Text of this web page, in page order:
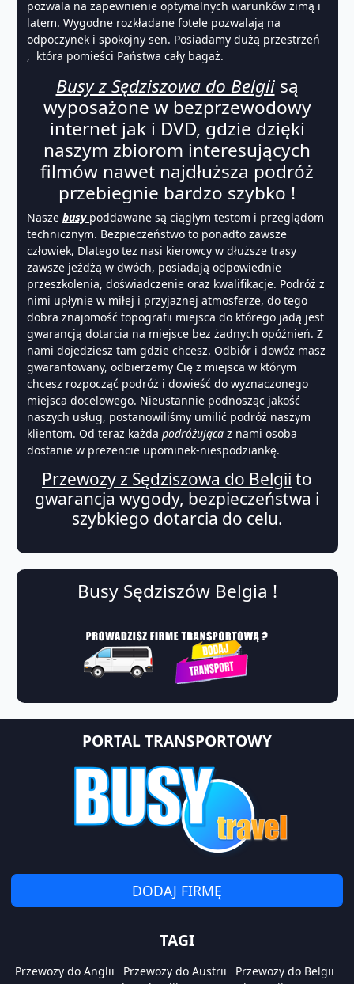
pozwala na zapewnienie optymalnych warunków zimą i
latem. Wygodne rozkładane fotele pozwalają na
odpoczynek i spokojny sen. Posiadamy dużą przestrzeń
, która pomieści Państwa cały bagaż.
Busy z Sędziszowa do Belgiisą
wyposażone w bezprzewodowy
internet jak i DVD, gdzie dzięki
naszym zbiorom interesujących
filmów nawet najdłuższa podróż
przebiegnie bardzo szybko !
Nasze busy poddawane są ciągłym testom i przeglądom
technicznym. Bezpieczeństwo to ponadto zawsze
człowiek, Dlatego tez nasi kierowcy w dłuższe trasy
zawsze jeżdżą w dwóch, posiadają odpowiednie
przeszkolenia, doświadczenie oraz kwalifikacje. Podróż z
nimi upłynie w miłej i przyjaznej atmosferze, do tego
dobra znajomość topografii miejsca do którego jadą jest
gwarancją dotarcia na miejsce bez żadnych opóźnień. Z
nami dojedziesz tam gdzie chcesz. Odbiór i dowóz masz
gwarantowany, odbierzemy Cię z miejsca w którym
chcesz rozpocząć podróż i dowieść do wyznaczonego
miejsca docelowego. Nieustannie podnosząc jakość
naszych usług, postanowiliśmy umilić podróż naszym
klientom. Od teraz każda podróżująca z nami osoba
dostanie w prezencie upominek-niespodziankę.
Przewozy z Sędziszowa do Belgii to
gwarancja wygody, bezpieczeństwa i
szybkiego dotarcia do celu.
Busy Sędziszów Belgia !
PORTAL TRANSPORTOWY
DODAJ FIRMĘ
TAGI
Przewozy do Anglii Przewozy do Austrii
Przewozy do Belgii